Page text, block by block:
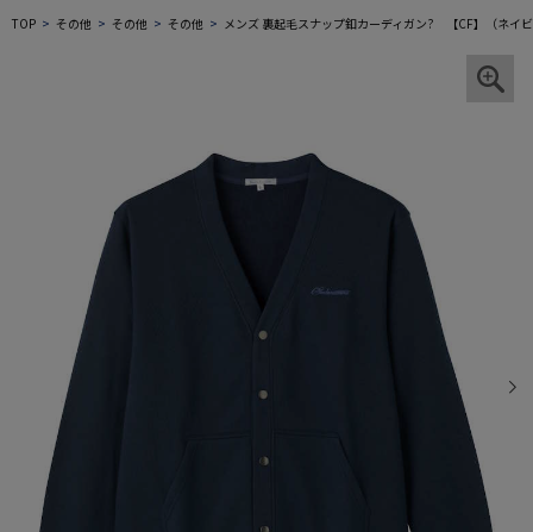
TOP その他 その他 その他 メンズ 裏起毛スナップ釦カーディガン? 【CF】（ネイ